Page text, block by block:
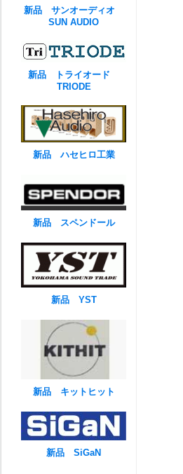
新品 サンオーディオ
SUN AUDIO
新品 トライオード
TRIODE
新品 ハセヒロ工業
新品 スペンドール
新品 YST
新品 キットヒット
新品 SiGaN